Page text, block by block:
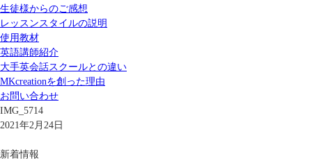
生徒様からのご感想
レッスンスタイルの説明
使用教材
英語講師紹介
大手英会話スクールとの違い
MKcreationを創った理由
お問い合わせ
IMG_5714
2021年2月24日
新着情報